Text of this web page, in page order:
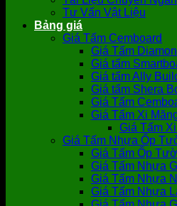
Tư Vấn Vật Liệu
Bảng giá
Giá Tấm Cemboard
Giá Tấm
Giá tấm
Giá tấm Ally
Giá tấm Shera
Giá Tấm
Giá Tấm Xi
Giá Tấm
Giá Tấm Nhựa Ốp
Giá Tấm Ốp
Giá Tấm Nhựa
Giá Tấm Nhựa
Giá Tấm Nhựa